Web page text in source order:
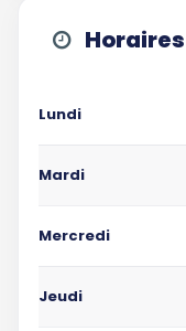
Horaires
Lundi
Mardi
Mercredi
Jeudi